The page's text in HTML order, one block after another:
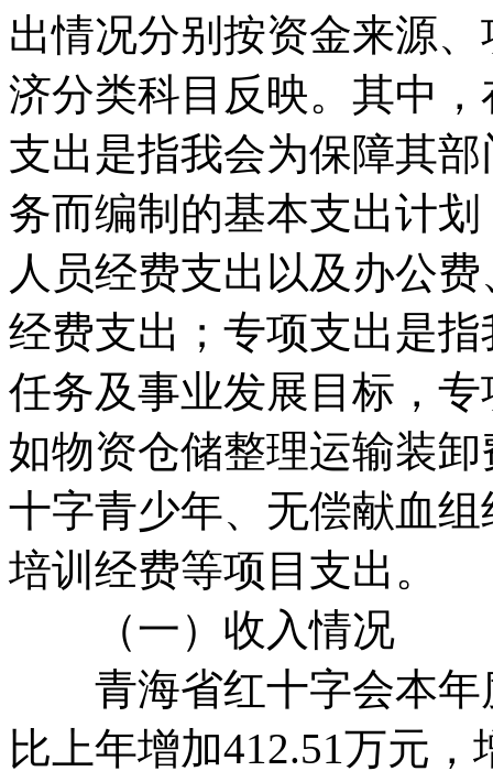
出情况分别按资金来源
济分类科目反映。其中
支出是指我会为保障其
务而编制的基本支出计
人员经费支出以及办公
经费支出；专项支出是
任务及事业发展目标，
如物资仓储整理运输装
十字青少年、无偿献血
培训经费等项目支出。
（一）收入情况
青海省红十字会本年
比上年增加412.51万元